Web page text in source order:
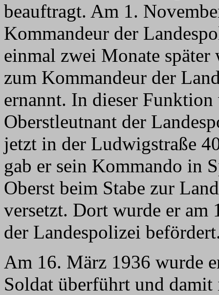
beauftragt. Am 1.
Kommandeur der
einmal zwei Monate später
zum Kommandeur der
ernannt. In dieser
Oberstleutnant der
jetzt in der Ludwigstraße
gab er sein Kommando in
Oberst beim Stabe zur
versetzt. Dort wurde er am
der Landespolizei
Am 16. März 1936 wurde
Soldat überführt und damit